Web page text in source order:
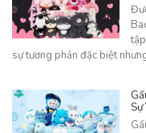
sự tương phản đặc biệt
Sự